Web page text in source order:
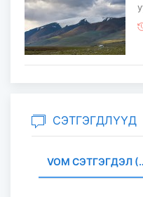
СЭТГЭГДЛҮҮД
VOM